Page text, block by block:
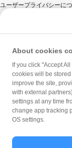
ユーザープライバシーに
ウェブサイト利用規約
反社会的勢力に対する方針
勧誘方針
マネロン等基本方針
カスタマーハラスメント
About cookies
If you click "Accept
cookies will be
improve the site,
with external
settings at any time
change app tracking
OS settings.